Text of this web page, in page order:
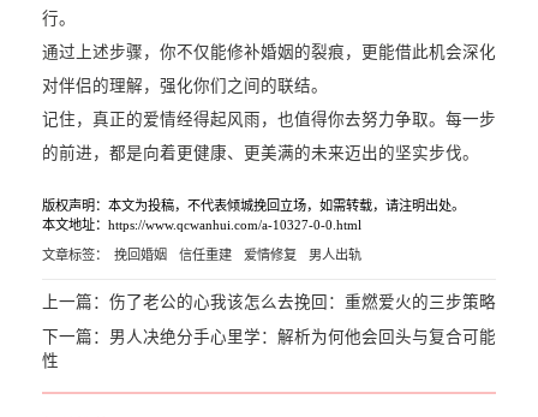
行。
通过上述步骤，你不仅能修补婚姻的裂痕，更能借此机会深化
对伴侣的理解，强化你们之间的联结。
记住，真正的爱情经得起风雨，也值得你去努力争取。每一步
的前进，都是向着更健康、更美满的未来迈出的坚实步伐。
版权声明：本文为投稿，不代表倾城挽回立场，如需转载，请注明出处。
本文地址：https://www.qcwanhui.com/a-10327-0-0.html
文章标签： 挽回婚姻 信任重建 爱情修复 男人出轨
上一篇： 伤了老公的心我该怎么去挽回：重燃爱火的三步策略
下一篇： 男人决绝分手心里学：解析为何他会回头与复合可能
性